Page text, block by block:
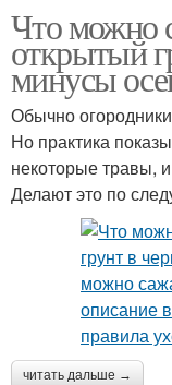
Что можно
открытый
минусы
Обычно
Но практика
некоторые травы,
Делают это по
читать дальше →